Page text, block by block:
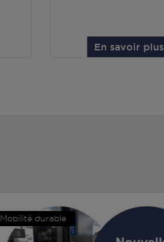
En savoir plus
Mobilité durable